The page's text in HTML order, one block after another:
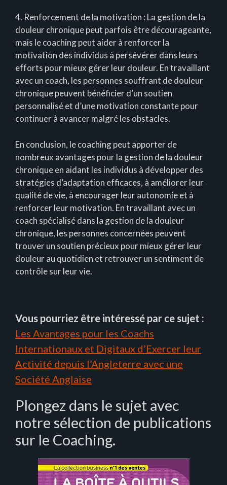
4. Renforcement de la motivation : La gestion de la
douleur chronique peut parfois être décourageante,
mais le coaching peut aider à renforcer la
motivation des individus à persévérer dans leurs
efforts pour mieux gérer leur douleur. En travaillant
avec un coach, les personnes souffrant de douleur
chronique peuvent bénéficier d’un soutien
personnalisé et d’une motivation constante pour
continuer à avancer malgré les obstacles.
En conclusion, le coaching peut apporter de
nombreux avantages pour la gestion de la douleur
chronique en aidant les individus à développer des
stratégies d’adaptation efficaces, à améliorer leur
qualité de vie, à encourager leur autonomie et à
renforcer leur motivation. En travaillant avec un
coach spécialisé dans la gestion de la douleur
chronique, les personnes concernées peuvent
trouver un soutien précieux pour mieux gérer leur
douleur au quotidien et retrouver un sentiment de
contrôle sur leur vie.
Vous pourriez être intéressé par ce sujet :
Les Avantages pour les Coachs
Internationaux et Digitaux d’Exercer leur
Activité depuis l’Angleterre avec une
Société Anglaise
Plongez dans le sujet avec
notre sélection de publications
sur le Coaching.